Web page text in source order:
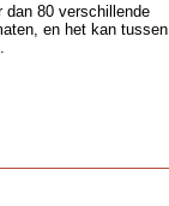
dan 80 verschillende
en het kan tussen